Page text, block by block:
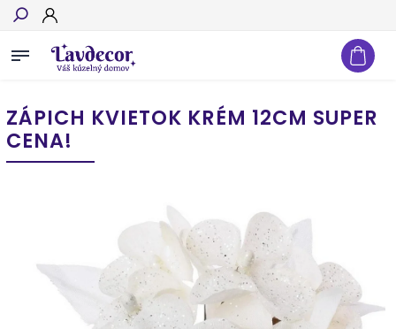
Hľadať
ZÁPICH KVIETOK KRÉM 12CM SUPER
CENA!